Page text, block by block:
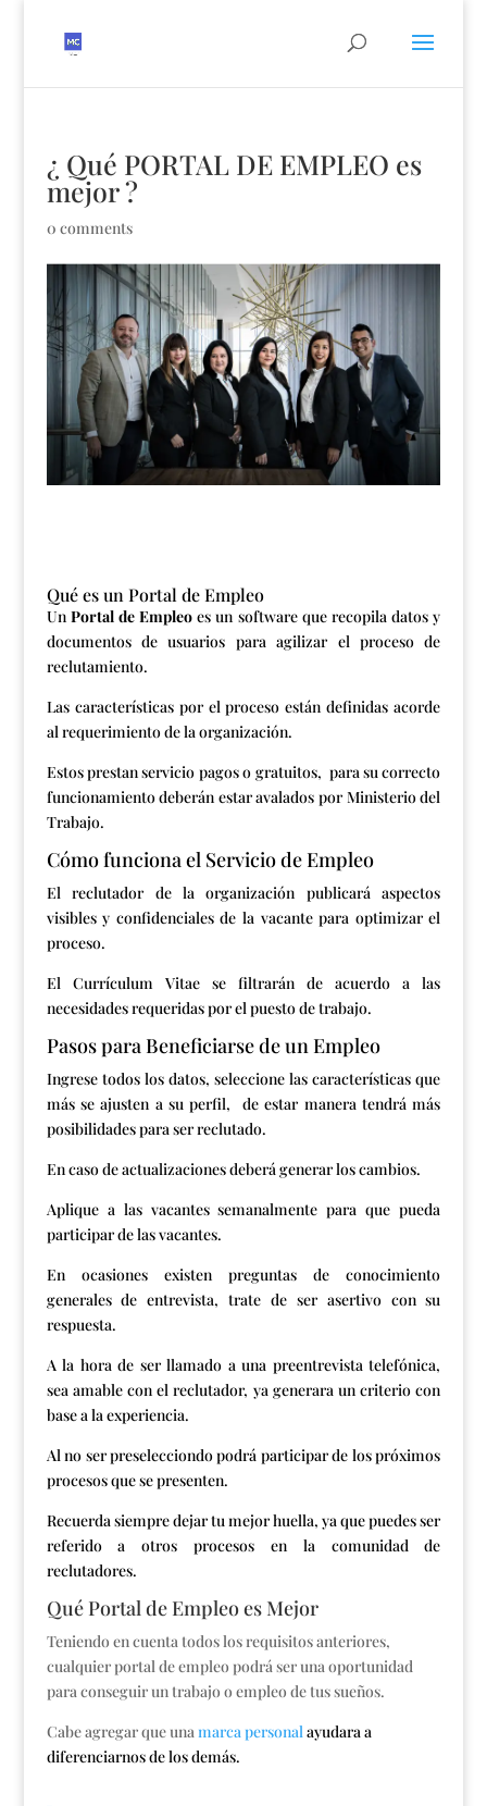
¿ Qué PORTAL DE EMPLEO es
mejor ?
0 comments
Qué es un Portal de Empleo
Un Portal de Empleo es un software que recopila datos y
documentos de usuarios para agilizar el proceso de
reclutamiento.
Las características por el proceso están definidas acorde
al requerimiento de la organización.
Estos prestan servicio pagos o gratuitos, para su correcto
funcionamiento deberán estar avalados por Ministerio del
Trabajo.
Cómo funciona el Servicio de Empleo
El reclutador de la organización publicará aspectos
visibles y confidenciales de la vacante para optimizar el
proceso.
El Currículum Vitaese filtrarán de acuerdo a las
necesidades requeridas por el puesto de trabajo.
Pasos para Beneficiarse de un Empleo
Ingrese todos los datos, seleccione las características que
más se ajusten a su perfil, de estar manera tendrá más
posibilidades para ser reclutado.
En caso de actualizaciones deberá generar los cambios.
Aplique a las vacantes semanalmente para que pueda
participar de las vacantes.
En ocasiones existen preguntas de conocimiento
generales de entrevista, trate de ser asertivo con su
respuesta.
A la hora de ser llamado a una preentrevista telefónica,
sea amable con el reclutador, ya generara un criterio con
base a la experiencia.
Al no ser preselecciondo podrá participar de los próximos
procesos que se presenten.
Recuerda siempre dejar tu mejor huella, ya que puedes ser
referido a otros procesos en la comunidad de
reclutadores.
Qué Portal de Empleo es Mejor
Teniendo en cuenta todos los requisitos anteriores,
cualquier portal de empleo podrá ser una oportunidad
para conseguir un trabajo o empleo de tus sueños.
Cabe agregar que unamarca personalayudara a
diferenciarnos de los demás.